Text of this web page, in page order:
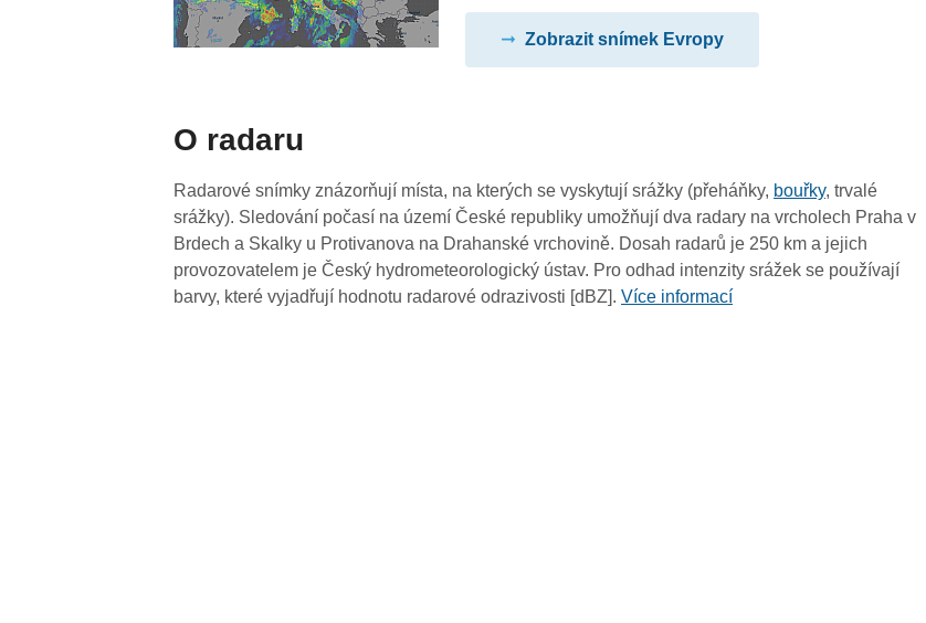
09:40
09:30
09:20
09:10
Zobrazit snímek Evropy
O radaru
Radarové snímky znázorňují místa, na kterých se vyskytují srážky (přeháňky, bouřky, trvalé
srážky). Sledování počasí na území České republiky umožňují dva radary na vrcholech Praha v
Brdech a Skalky u Protivanova na Drahanské vrchovině. Dosah radarů je 250 km a jejich
provozovatelem je Český hydrometeorologický ústav. Pro odhad intenzity srážek se používají
barvy, které vyjadřují hodnotu radarové odrazivosti [dBZ].Více informací